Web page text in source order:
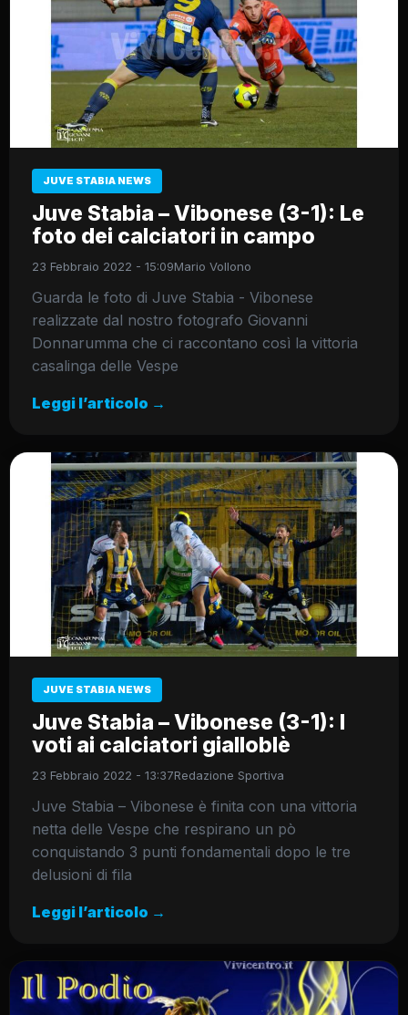
JUVE STABIA NEWS
Juve Stabia – Vibonese (3-1): Le
foto dei calciatori in campo
23 Febbraio 2022 - 15:09Mario Vollono
Guarda le foto di Juve Stabia - Vibonese
realizzate dal nostro fotografo Giovanni
Donnarumma che ci raccontano così la vittoria
casalinga delle Vespe
Leggi l’articolo →
JUVE STABIA NEWS
Juve Stabia – Vibonese (3-1): I
voti ai calciatori gialloblè
23 Febbraio 2022 - 13:37Redazione Sportiva
Juve Stabia – Vibonese è finita con una vittoria
netta delle Vespe che respirano un pò
conquistando 3 punti fondamentali dopo le tre
delusioni di fila
Leggi l’articolo →